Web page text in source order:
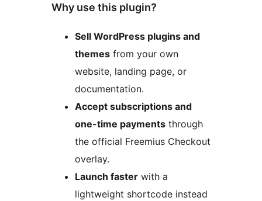
Why use this plugin?
Sell WordPress plugins and
themes from your own
website, landing page, or
documentation.
Accept subscriptions and
one-time payments through
the official Freemius Checkout
overlay.
Launch faster with a
lightweight shortcode instead